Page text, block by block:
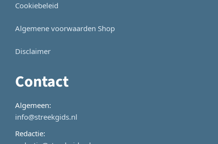
Cookiebeleid
Algemene voorwaarden Shop
Disclaimer
Contact
Algemeen:
info@streekgids.nl
Redactie: